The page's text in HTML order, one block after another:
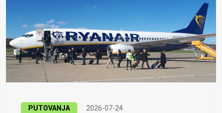
PUTOVANJA 2026-07-24